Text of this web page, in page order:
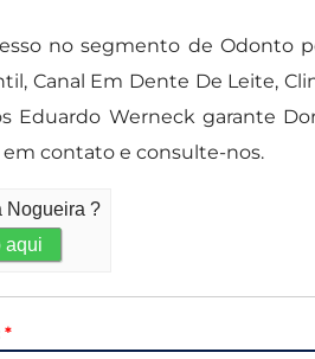
no segmento de Odonto
Canal Em Dente De Leite,
Eduardo Werneck garante
contato e consulte-nos.
Nogueira ?
aqui
*